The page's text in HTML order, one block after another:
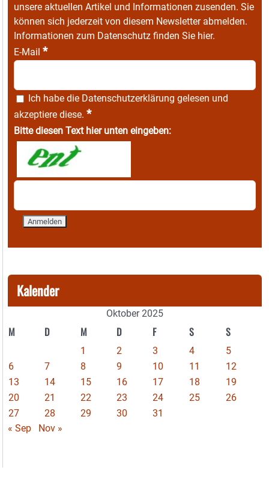
unsere aktuellen Artikel und Informationen zusenden. Sie
können sich jederzeit von diesem Newsletter abmelden.
Informationen zum Datenschutz finden Sie hier.
E-Mail *
Ich habe die Datenschutzerklärung gelesen und
akzeptiere diese. *
Bitte diesen Text hier unten eingeben:
Kalender
Oktober 2025
M D M D F S S
1 2 3 4
5
6
7 8 9 10 11
12
13
14 15 16 17 18
19
20
21 22 23 24 25
26
27
28 29 30
31
« Sep
Nov »